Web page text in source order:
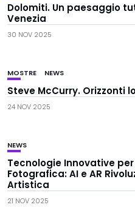
Dolomiti. Un paesaggio
Venezia
30 NOV 2025
MOSTRE NEWS
Steve McCurry. Orizzonti
24 NOV 2025
NEWS
Tecnologie Innovative
Fotografica: AI e AR
Artistica
21 NOV 2025